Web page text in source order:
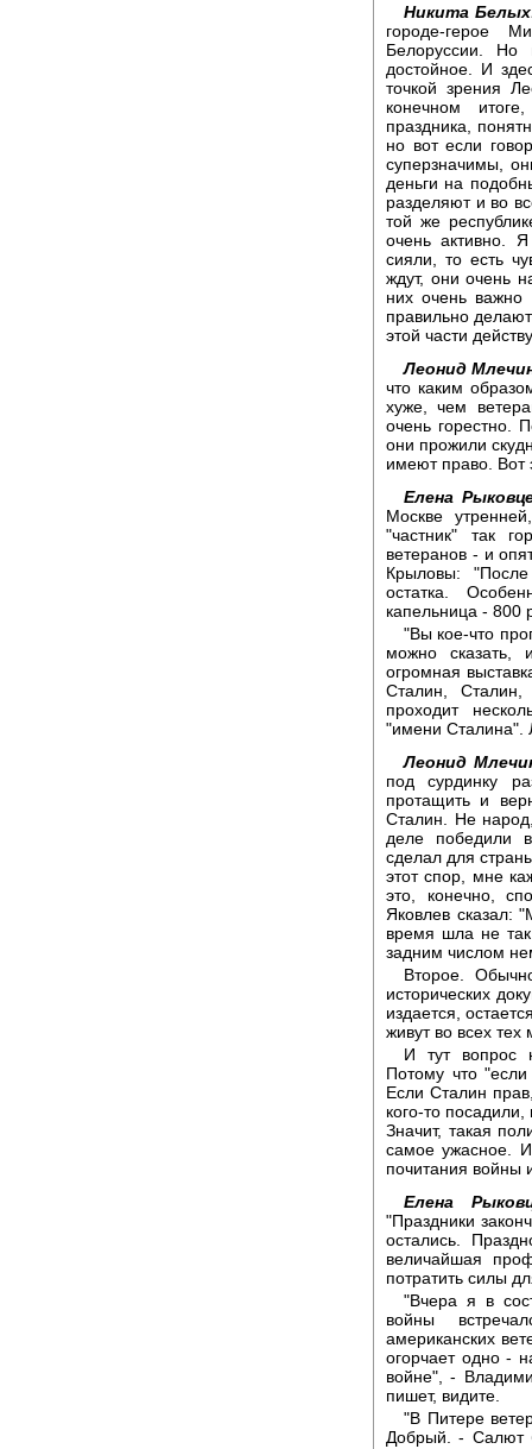
Никита
городе-герое
Белоруссии. Но
достойное. И
точкой зрения
конечном
праздника,
но вот если
суперзначимы,
деньги на
разделяют и во
той же
очень активно.
сияли, то есть
ждут, они очень
них очень важно
правильно
этой части
Леонид
что каким
хуже, чем
очень горестно.
они прожили
имеют право. Вот
Елена
Москве
"частник" так
ветеранов - и
Крыловы: "После
остатка.
капельница - 800
"Вы кое-что
можно сказать,
огромная
Сталин,
проходит
"имени Сталина".
Леонид
под сурдинку
протащить и
Сталин. Не
деле победили
сделал для
этот спор, мне
это, конечно,
Яковлев сказал:
время шла не
задним числом
Второе.
исторических
издается,
живут во всех
И тут вопрос
Потому что
Если Сталин
кого-то
Значит, такая
самое ужасное.
почитания войны
Елена
"Праздники
остались.
величайшая
потратить силы
"Вчера я в
войны
американских
огорчает одно -
войне", -
пишет, видите.
"В Питере
Добрый. - Салют